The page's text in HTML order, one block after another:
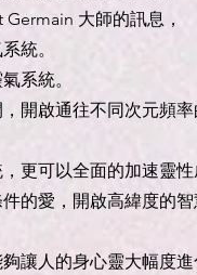
大師的訊息，
統。
系統。
開啟通往不同次元頻率
更可以全面的加速靈性
的愛，開啟高緯度的智
讓人的身心靈大幅度